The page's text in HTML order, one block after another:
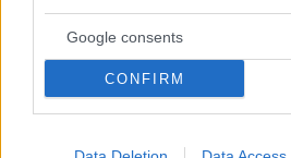
Google consents
CONFIRM